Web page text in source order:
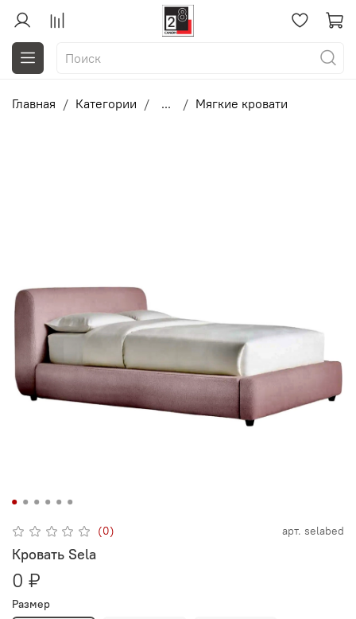
Главная Категории ... Мягкие кровати
(0) арт. selabed
Кровать Sela
0 ₽
Размер